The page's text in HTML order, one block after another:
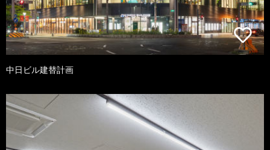
中日ビル建替計画